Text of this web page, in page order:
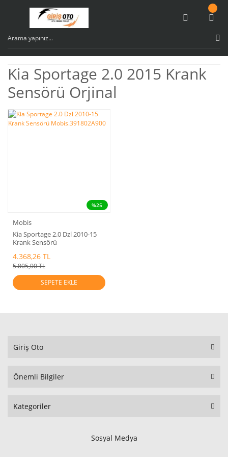
Kia Sportage 2.0 2015 Krank
Sensörü Orjinal
%25
Mobis
Kia Sportage 2.0 Dzl 2010-15
Krank Sensörü
4.368,26 TL
5.805,00 TL
SEPETE EKLE
Giriş Oto
Önemli Bilgiler
Kategoriler
Sosyal Medya